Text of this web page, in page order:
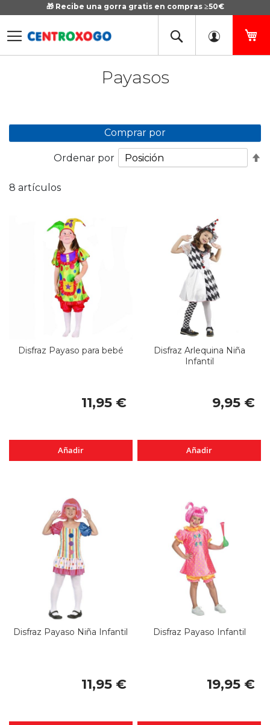
🎁 Recibe una gorra gratis en compras ≥50€
Ir
Payasos
8 artículos
Ordenar por
Disfraz Payaso para bebé
11,95 €
Añadir
Disfraz Arlequina Niña
Infantil
9,95 €
Añadir
Disfraz Payaso Niña Infantil
11,95 €
Disfraz Payaso Infantil
19,95 €
Comprar por